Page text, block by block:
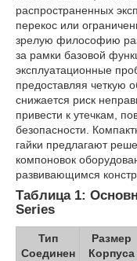
распространенных
перекос или
зрелую философию
за рамки базовой
эксплуатационные
предоставляя четкую
снижается риск
привести к утечкам,
безопасности.
гайки предлагают
компоновок
развивающимся
Таблица 1:
Series
Тип
Соединен
Размер
Корпуса